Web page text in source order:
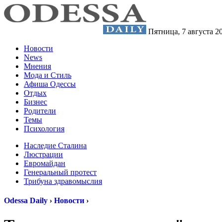
Пятница, 7 августа
Новости
News
Мнения
Мода и Стиль
Афиша Одессы
Отдых
Бизнес
Родители
Темы
Психология
Наследие Сталина
Люстрации
Евромайдан
Генеральный протест
Трибуна здравомыслия
Odessa Daily › Новости ›